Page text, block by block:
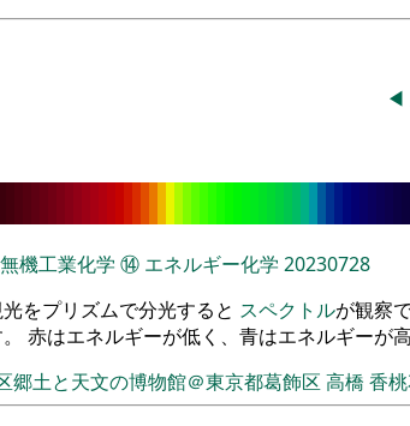
◀
無機工業化学 ⑭ エネルギー化学 20230728
をプリズムで分光すると スペクトルが観察
赤はエネルギーが低く、青はエネルギーが高
郷土と天文の博物館＠東京都葛飾区 高橋 香